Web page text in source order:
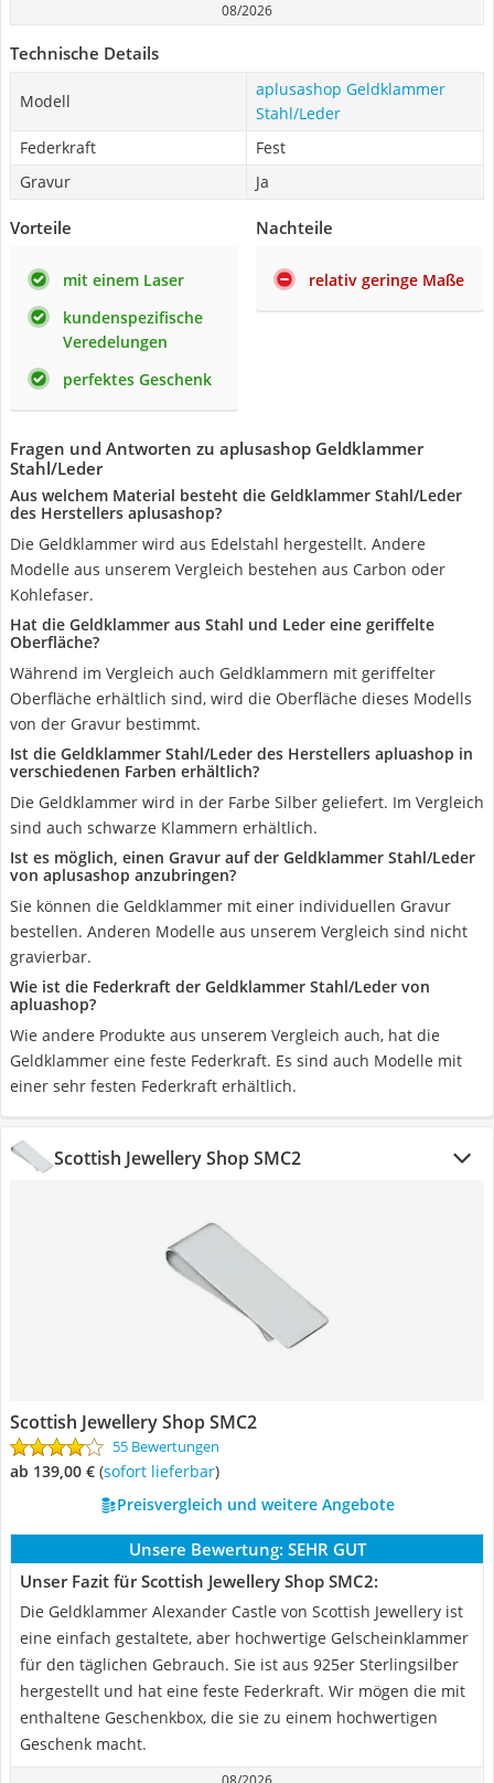
08/2026
Technische Details
Modell
aplusashop Geldklammer
Stahl/Leder
Federkraft
Fest
Gravur
Ja
Vorteile
mit einem Laser
kundenspezifische
Veredelungen
perfektes Geschenk
Nachteile
relativ geringe Maße
Fragen und Antworten zu aplusashop Geldklammer
Stahl/Leder
Aus welchem Material besteht die Geldklammer Stahl/Leder
des Herstellers aplusashop?
Die Geldklammer wird aus Edelstahl hergestellt. Andere
Modelle aus unserem Vergleich bestehen aus Carbon oder
Kohlefaser.
Hat die Geldklammer aus Stahl und Leder eine geriffelte
Oberfläche?
Während im Vergleich auch Geldklammern mit geriffelter
Oberfläche erhältlich sind, wird die Oberfläche dieses Modells
von der Gravur bestimmt.
Ist die Geldklammer Stahl/Leder des Herstellers apluashop in
verschiedenen Farben erhältlich?
Die Geldklammer wird in der Farbe Silber geliefert. Im Vergleich
sind auch schwarze Klammern erhältlich.
Ist es möglich, einen Gravur auf der Geldklammer Stahl/Leder
von aplusashop anzubringen?
Sie können die Geldklammer mit einer individuellen Gravur
bestellen. Anderen Modelle aus unserem Vergleich sind nicht
gravierbar.
Wie ist die Federkraft der Geldklammer Stahl/Leder von
apluashop?
Wie andere Produkte aus unserem Vergleich auch, hat die
Geldklammer eine feste Federkraft. Es sind auch Modelle mit
einer sehr festen Federkraft erhältlich.
Scottish Jewellery Shop SMC2
Scottish Jewellery Shop SMC2
55 Bewertungen
ab 139,00 € ( Sofort lieferbar)
Preisvergleich und weitere Angebote
Unsere Bewertung: SEHR GUT
Unser Fazit für Scottish Jewellery Shop SMC2:
Die Geldklammer Alexander Castle von Scottish Jewellery ist
eine einfach gestaltete, aber hochwertige Gelscheinklammer
für den täglichen Gebrauch. Sie ist aus 925er Sterlingsilber
hergestellt und hat eine feste Federkraft. Wir mögen die mit
enthaltene Geschenkbox, die sie zu einem hochwertigen
Geschenk macht.